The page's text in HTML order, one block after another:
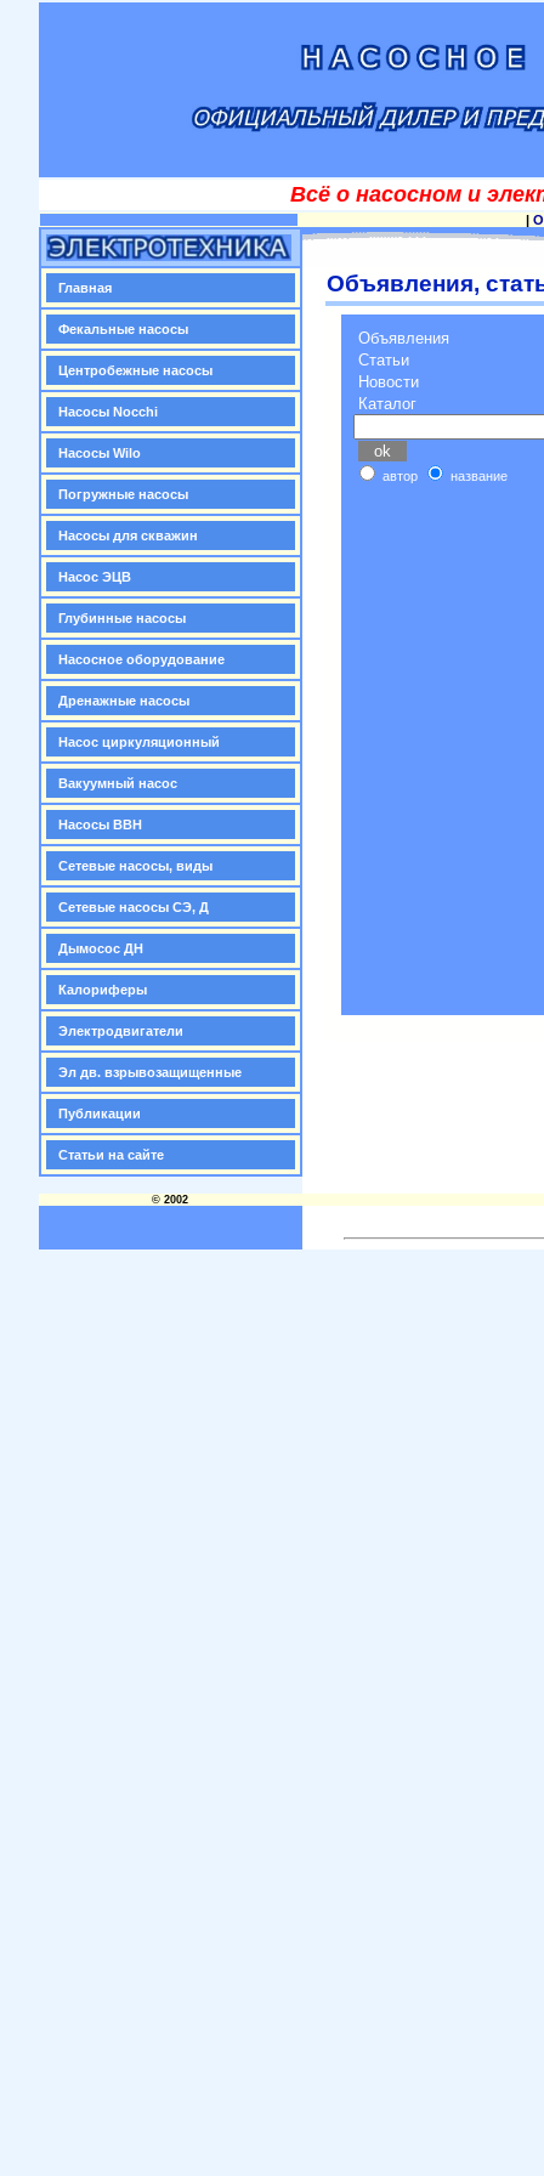
Всё о насосном и
|
Главная
Фекальные насосы
Центробежные насосы
Насосы Nocchi
Насосы Wilo
Погружные насосы
Насосы для скважин
Насос ЭЦВ
Глубинные насосы
Насосное оборудование
Дренажные насосы
Насос циркуляционный
Вакуумный насос
Насосы ВВН
Сетевые насосы, виды
Сетевые насосы СЭ, Д
Дымосос ДН
Калориферы
Электродвигатели
Эл дв. взрывозащищенные
Публикации
Статьи на сайте
Объявления,
Объявления
Статьи
Новости
Каталог
автор название
© 2002